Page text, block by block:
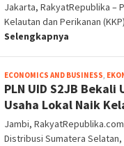
Jakarta, RakyatRepublika –
Kelautan dan Perikanan
Selengkapnya
ECONOMICS AND BUSINESS,
PLN UID S2JB Bekali
Usaha Lokal Naik
Jambi,
Distribusi Sumatera